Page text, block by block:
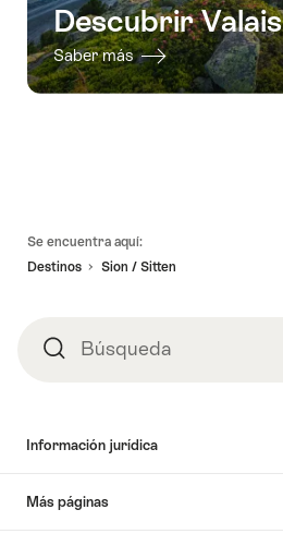
Descubrir Valais
Saber más
Se encuentra aquí:
Destinos
Sion / Sitten
BúsquedaBúsqueda
Información jurídica
Más páginas